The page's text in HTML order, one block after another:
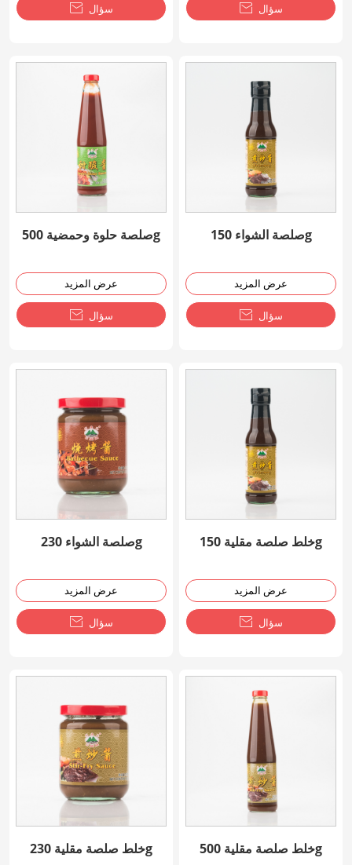
 سؤال  سؤال
صلصة حلوة وحمضية 500g
عرض المزيد
 سؤال
صلصة الشواء 150g
عرض المزيد
 سؤال
صلصة الشواء 230g
عرض المزيد
 سؤال
خلط صلصة مقلية 150g
عرض المزيد
 سؤال
خلط صلصة مقلية 230g خلط صلصة مقلية 500g